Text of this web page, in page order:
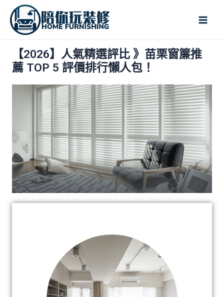
【2026】人氣精選評比 》苗栗窗簾推
薦 TOP 5 評價排行懶人包！